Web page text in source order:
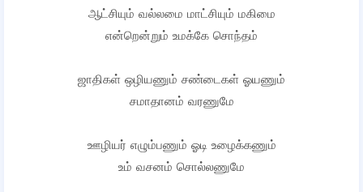
ஆட்சியும் வல்லமை மாட்சியும் மகிமை
என்றென்றும் உமக்கே சொந்தம்
ஜாதிகள் ஒழியணும் சண்டைகள் ஓயணும்
சமாதானம் வரணுமே
ஊழியர் எழும்பணும் ஓடி உழைக்கணும்
உம் வசனம் சொல்லணுமே